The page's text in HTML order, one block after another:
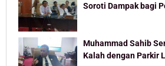
Soroti Dampak bagi
Muhammad Sahib
Kalah dengan Parkir